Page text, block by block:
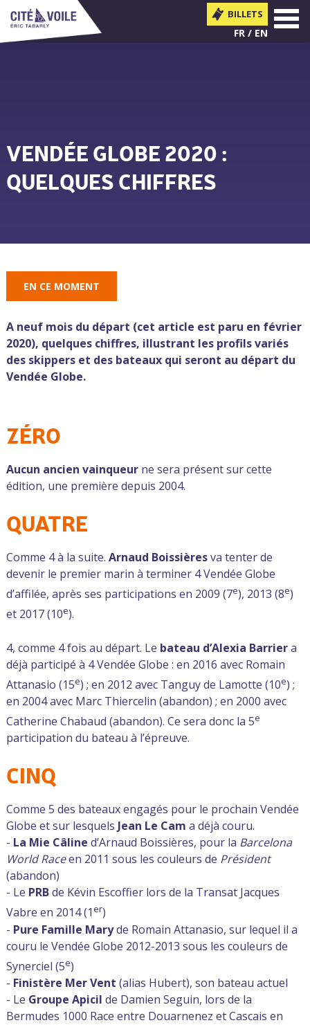
BILLETS
FR EN
MENU
VENDÉE GLOBE 2020 :
QUELQUES CHIFFRES
Vous êtes ici
EN CE MOMENT
A neuf mois du départ (cet article est paru en février
2020), quelques chiffres, illustrant les profils variés
des skippers et des bateaux qui seront au départ du
Vendée Globe.​
ZÉRO
Aucun ancien vainqueurne sera présent sur cette
édition, une première depuis 2004.
QUATRE
Comme 4 à la suite. Arnaud Boissièresva tenter de
devenir le premier marin à terminer 4 Vendée Globe
d’affilée, après ses participations en 2009 (7e), 2013 (8e)
et 2017 (10e).
4, comme 4 fois au départ. Le bateau d’Alexia Barriera
déjà participé à 4 Vendée Globe : en 2016 avec Romain
Attanasio (15e) ; en 2012 avec Tanguy de Lamotte (10e) ;
en 2004 avec Marc Thiercelin (abandon) ; en 2000 avec
Catherine Chabaud (abandon). Ce sera donc la 5e
participation du bateau à l’épreuve.
CINQ
Comme 5 des bateaux engagés pour le prochain Vendée
Globe et sur lesquels Jean Le Cam a déjà couru.
- La Mie Câline d’Arnaud Boissières, pour la Barcelona
World Raceen 2011 sous les couleurs de Président
(abandon)
- Le PRBde Kévin Escoffier lors de la Transat Jacques
Vabre en 2014 (1er)
- Pure Famille Maryde Romain Attanasio, sur lequel il a
couru le Vendée Globe 2012-2013 sous les couleurs de
Synerciel (5e)
- Finistère Mer Vent (alias Hubert), son bateau actuel
- Le Groupe Apicil de Damien Seguin, lors de la
Bermudes 1000 Race entre Douarnenez et Cascais en